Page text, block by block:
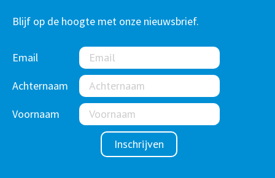
Blijf op de hoogte met onze nieuwsbrief.
Email
Achternaam
Voornaam
Inschrijven